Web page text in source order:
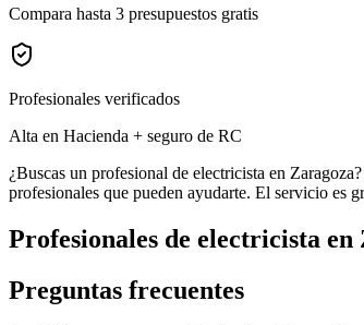
Compara hasta 3 presupuestos gratis
Profesionales verificados
Alta en Hacienda + seguro de RC
¿Buscas un profesional de electricista en
profesionales que pueden ayudarte. El servicio es
Profesionales de electricista en
Preguntas frecuentes